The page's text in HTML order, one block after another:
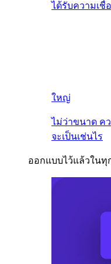
ได้รับความเชื่
ใหญ่
ไม่ว่าขนาด ค
จะเป็นเช่นไร
ออกแบบไว้แล้วในทุ